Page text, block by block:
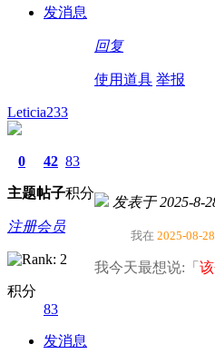
发消息
回复
使用道具 举报
Leticia233
0
主题
42
帖子
83
积分
注册会员
积分
83
发消息
发表于 2025-8-
我在 2025-08-
我今天最想说:「